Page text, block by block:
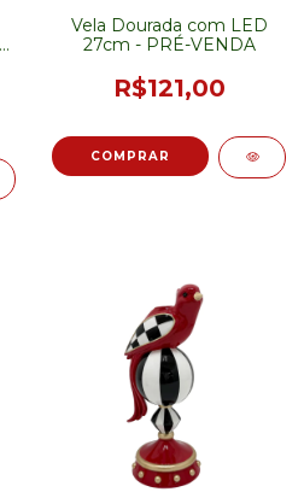
Vela Dourada com LED
27cm - PRÉ-VENDA
R$121,00